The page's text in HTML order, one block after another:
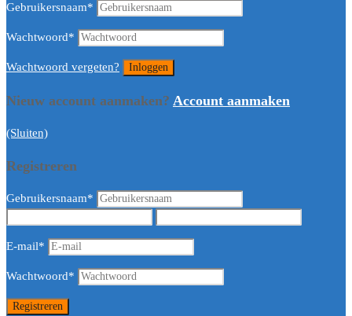
Gebruikersnaam*
Wachtwoord*
Wachtwoord vergeten?
Nieuw account aanmaken? Account aanmaken
(Sluiten)
Registreren
Gebruikersnaam*
E-mail*
Wachtwoord*